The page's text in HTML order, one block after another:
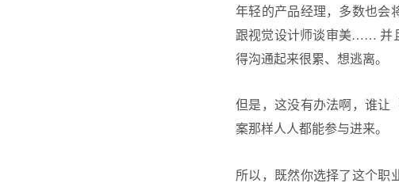
年轻的产品经理，多数也会
跟视觉设计师谈审美…… 并
得沟通起来很累、想逃离。
但是，这没有办法啊，谁让
案那样人人都能参与进来。
所以，既然你选择了这个职